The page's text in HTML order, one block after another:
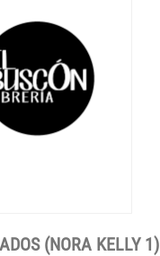
(NORA KELLY 1)